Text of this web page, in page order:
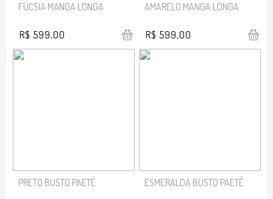
FÚCSIA MANGA LONGA
R$ 599,00
AMARELO MANGA LONGA
R$ 599,00
PRETO BUSTO PAETÊ ESMERALDA BUSTO PAETÊ